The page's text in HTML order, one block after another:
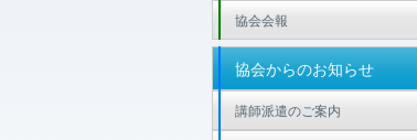
協会会報
協会からのお知らせ
講師派遣のご案内